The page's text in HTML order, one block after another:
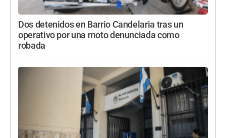
Dos detenidos en Barrio Candelaria tras un
operativo por una moto denunciada como
robada